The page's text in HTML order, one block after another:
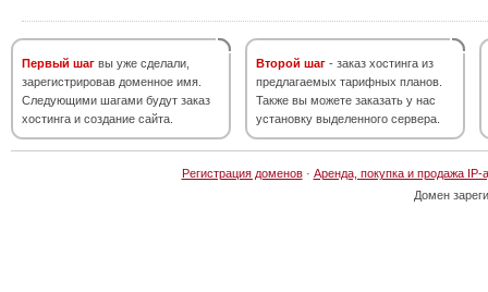
Первый шаг вы уже сделали,
зарегистрировав доменное имя.
Следующими шагами будут заказ
хостинга и создание сайта.
Второй шаг - заказ хостинга из
предлагаемых тарифных планов.
Также вы можете заказать у нас
установку выделенного сервера.
Регистрация доменов· Аренда, покупка и продажа IP-
Домен